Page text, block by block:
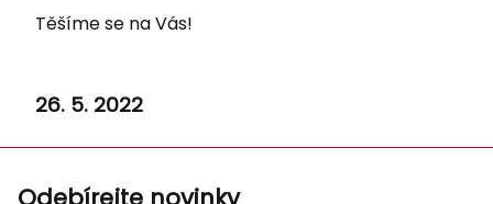
Těšíme se na Vás!
26. 5. 2022